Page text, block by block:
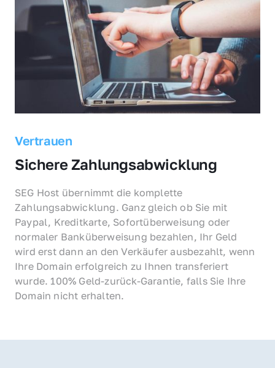
Vertrauen
Sichere Zahlungsabwicklung
SEG Host übernimmt die komplette
Zahlungsabwicklung. Ganz gleich ob Sie mit
Paypal, Kreditkarte, Sofortüberweisung oder
normaler Banküberweisung bezahlen, Ihr Geld
wird erst dann an den Verkäufer ausbezahlt, wenn
Ihre Domain erfolgreich zu Ihnen transferiert
wurde. 100% Geld-zurück-Garantie, falls Sie Ihre
Domain nicht erhalten.